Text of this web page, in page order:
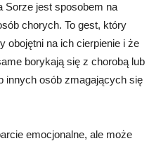
Sorze jest sposobem na
chorych. To gest, który
obojętni na ich cierpienie i że
borykają się z chorobą lub
innych osób zmagających się
emocjonalne, ale może